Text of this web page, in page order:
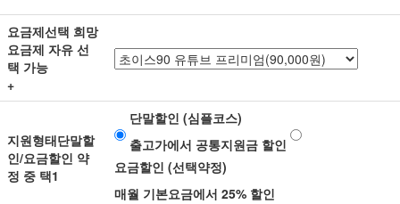
요금제선택 희망
요금제 자유 선
택 가능
+
지원형태단말할
인/요금할인 약
정 중 택1
단말할인 (심플코스)
출고가에서 공통지원금 할인
요금할인 (선택약정)
매월 기본요금에서 25% 할인